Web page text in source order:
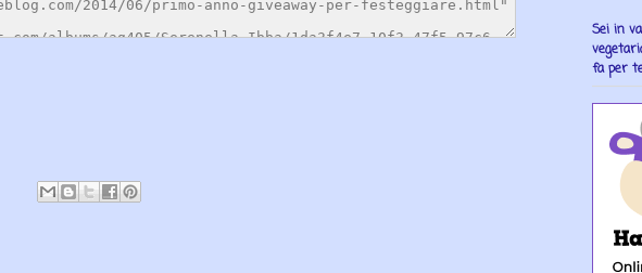
Sei in
fa per